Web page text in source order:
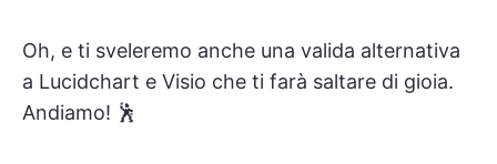
Oh, e ti sveleremo anche una valida alternativa
a Lucidchart e Visio che ti farà saltare di gioia.
Andiamo! 🕺